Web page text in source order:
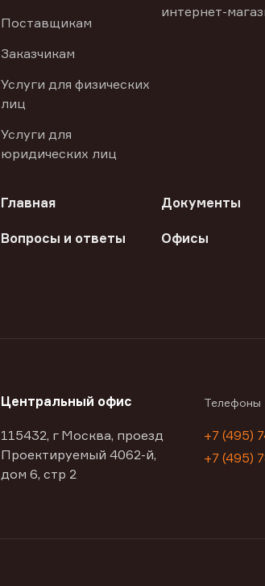
Поставщикам
Заказчикам
Услуги для физических
лиц
Услуги для
юридических лиц
интернет-
Главная Документы
Вопросы и ответы Офисы
Центральный офис
115432, г Москва, проезд
Проектируемый 4062-й,
дом 6, стр 2
Телефоны
+7 (495)
+7 (495)